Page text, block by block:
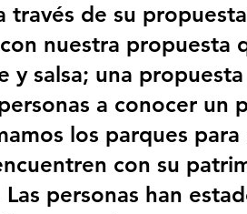
través de su
nuestra propuesta
y salsa; una propuesta
a conocer un
los parques para
con su
personas han